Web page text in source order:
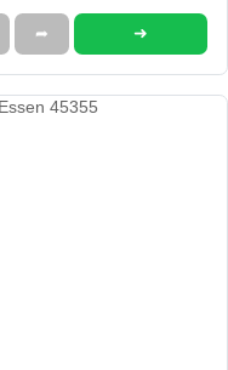
➦ ➜